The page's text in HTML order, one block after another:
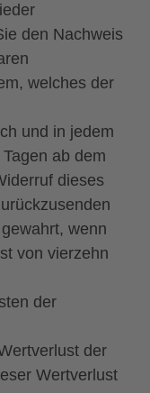
den Nachweis
welches der
und in jedem
ab dem
dieses
wenn
von vierzehn
der
der
Wertverlust